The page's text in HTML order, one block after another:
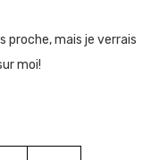
proche, mais je verrais
moi!